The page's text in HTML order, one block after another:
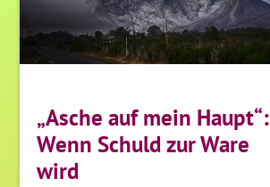
„Asche auf mein Haupt“:
Wenn Schuld zur Ware
wird